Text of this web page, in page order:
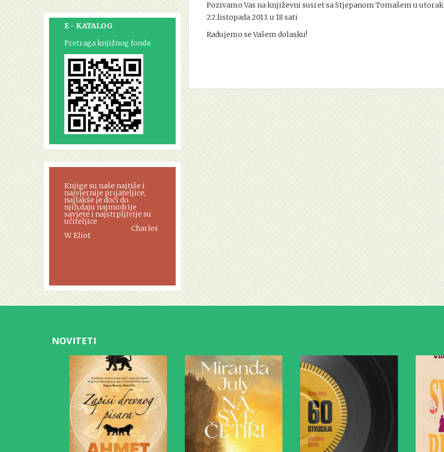
E - KATALOG
Pretraga knjižnog fonda
Knjige su naše najtiše i
najvjernije prijateljice,
najlakše je doći do
njih,daju najmudrije
savjete i najstrpljivije su
učiteljice
Charles
W. Eliot
Pozivamo Vas na književni susret sa Stjepanom Tomašem u utorak
22.listopada 2013. u 18 sati
Radujemo se Vašem dolasku!
NOVITETI